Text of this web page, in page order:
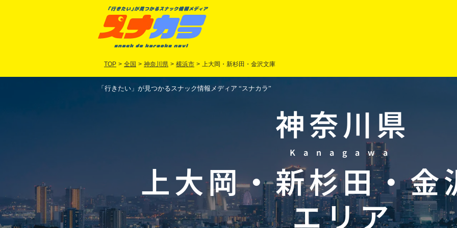
TOP > 全国 > 神奈川県 > 横浜市 > 上大岡・新杉田・金沢文庫
「行きたい」が見つかるスナック情報メディア “スナカラ”
神奈川県
Kanagawa
上大岡・新杉田・金
エリア